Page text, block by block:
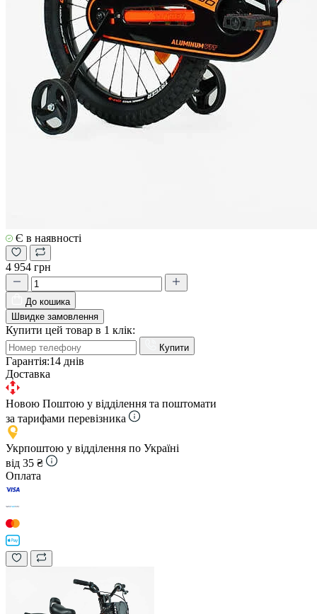
Є в наявності
4 954 грн
До кошика
Швидке замовлення
Купити цей товар в 1 клік:
Купити
Гарантія:14 днів
Доставка
Новою Поштою у відділення та поштомати
за тарифами перевізника
Укрпоштою у відділення по Україні
від 35 ₴
Оплата